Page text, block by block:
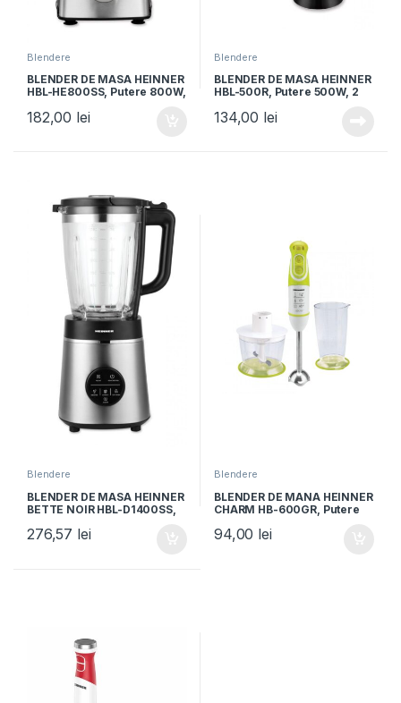
Blendere
BLENDER DE MASA HEINNER
HBL-HE800SS, Putere 800W,
otel inoxidabil, Argintiu
182,00 lei
Blendere
BLENDER DE MASA HEINNER
HBL-500R, Putere 500W, 2
Rasnita, Negru
134,00 lei
Blendere
BLENDER DE MASA HEINNER
BETTE NOIR HBL-D1400SS,
1.75L, Control digital,
276,57 lei
Blendere
BLENDER DE MANA HEINNER
CHARM HB-600GR, Putere
Turbo, Tel, Tocator,
94,00 lei